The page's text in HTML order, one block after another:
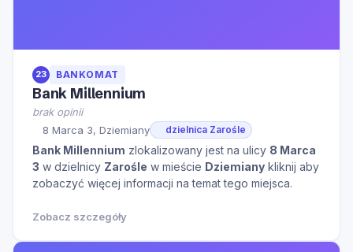
23 BANKOMAT
Bank Millennium
brak opinii
8 Marca 3, Dziemiany
dzielnica Zarośle
Bank Millennium zlokalizowany jest na ulicy 8 Marca
3 w dzielnicy Zarośle w mieście Dziemiany kliknij aby
zobaczyć więcej informacji na temat tego miejsca.
Zobacz szczegóły